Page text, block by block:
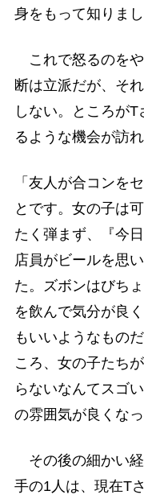
身をもって知りまし
これで怒るのを
断は立派だが、そ
しない。ところが
るような機会が訪れ
「友人が合コンを
とです。女の子は
たく弾まず、『今
店員がビールを思
た。ズボンはびち
を飲んで気分が良
もいいようなもの
ころ、女の子たち
らないなんてスゴ
の雰囲気が良くなっ
その後の細かい
手の1人は、現在T